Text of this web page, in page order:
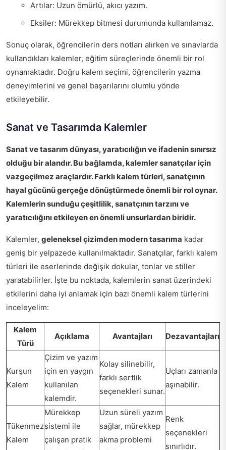
Artılar: Uzun ömürlü, akıcı yazım.
Eksiler: Mürekkep bitmesi durumunda kullanılamaz.
Sonuç olarak, öğrencilerin ders notları alırken ve sınavlarda
kullandıkları kalemler, eğitim süreçlerinde önemli bir rol
oynamaktadır. Doğru kalem seçimi, öğrencilerin yazma
deneyimlerini ve genel başarılarını olumlu yönde
etkileyebilir.
Sanat ve Tasarımda Kalemler
Sanat ve tasarım dünyası, yaratıcılığın ve ifadenin sınırsız
olduğu bir alandır. Bu bağlamda, kalemlersanatçılar için
vazgeçilmez araçlardır. Farklı kalem türleri, sanatçının
hayal gücünü gerçeğe dönüştürmede önemli bir rol oynar.
Kalemlerin sunduğu çeşitlilik, sanatçının tarzını ve
yaratıcılığını etkileyen en önemli unsurlardan biridir.
Kalemler, geleneksel çizimden modern tasarıma kadar
geniş bir yelpazede kullanılmaktadır. Sanatçılar, farklı kalem
türleri ile eserlerinde değişik dokular, tonlar ve stiller
yaratabilirler. İşte bu noktada, kalemlerin sanat üzerindeki
etkilerini daha iyi anlamak için bazı önemli kalem türlerini
inceleyelim:
Kalem
Türü
Açıklama Avantajları Dezavantajları
Kurşun
Kalem
Çizim ve yazım
için en yaygın
kullanılan
kalemdir.
Kolay silinebilir,
farklı sertlik
seçenekleri sunar.
Uçları zamanla
aşınabilir.
Tükenmez
Kalem
Mürekkep
sistemi ile
çalışan pratik
Uzun süreli yazım
sağlar, mürekkep
akma problemi
Renk
seçenekleri
sınırlıdır.